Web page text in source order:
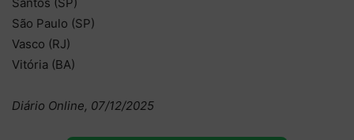
São Paulo (SP)
Vasco (RJ)
Vitória (BA)
Diário Online, 07/12/2025